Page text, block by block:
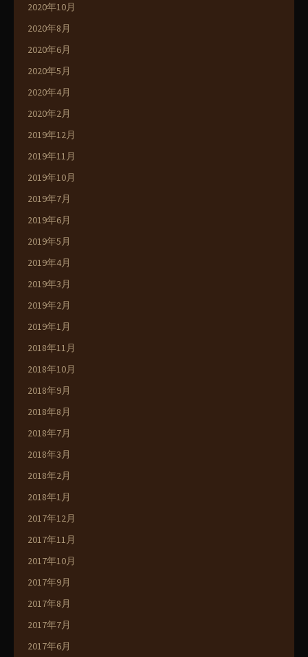
2020年10月
2020年8月
2020年6月
2020年5月
2020年4月
2020年2月
2019年12月
2019年11月
2019年10月
2019年7月
2019年6月
2019年5月
2019年4月
2019年3月
2019年2月
2019年1月
2018年11月
2018年10月
2018年9月
2018年8月
2018年7月
2018年3月
2018年2月
2018年1月
2017年12月
2017年11月
2017年10月
2017年9月
2017年8月
2017年7月
2017年6月